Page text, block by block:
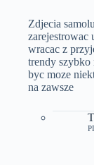
Zdjecia
zarejestrowac
wracac z
trendy
byc moze
na zawsze